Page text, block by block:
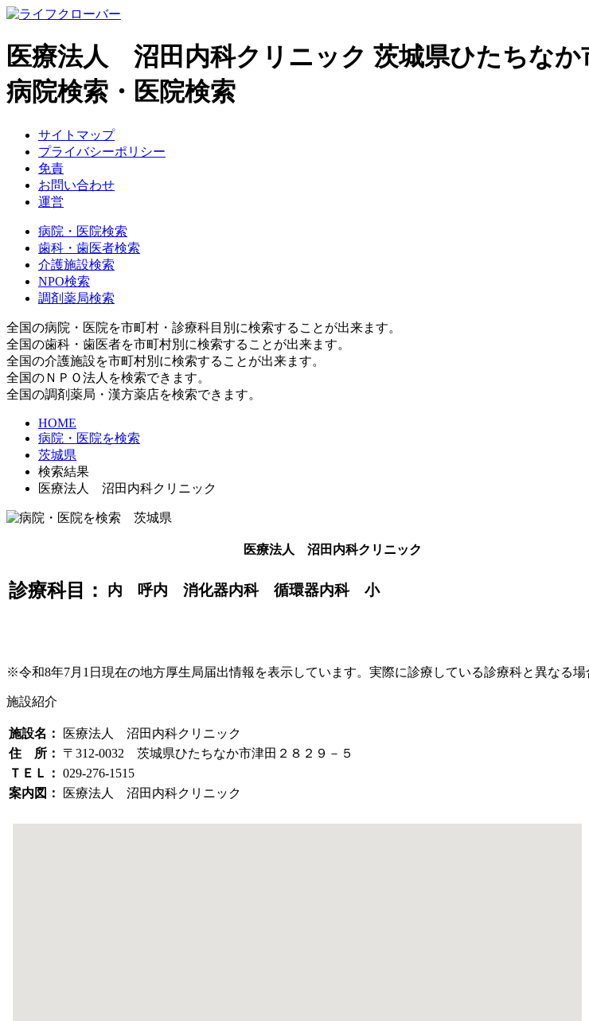
医療法人 沼田内科クリニック 茨城県ひたちな
病院検索・医院検索
サイトマップ
プライバシーポリシー
免責
お問い合わせ
運営
病院・医院検索
歯科・歯医者検索
介護施設検索
NPO検索
調剤薬局検索
全国の病院・医院を市町村・診療科目別に検索することが出来ます。
全国の歯科・歯医者を市町村別に検索することが出来ます。
全国の介護施設を市町村別に検索することが出来ます。
全国のＮＰＯ法人を検索できます。
全国の調剤薬局・漢方薬店を検索できます。
HOME
病院・医院を検索
茨城県
検索結果
医療法人 沼田内科クリニック
医療法人 沼田内科クリニック
診療科目： 内 呼内 消化器内科 循環器内科 小
※令和8年7月1日現在の地方厚生局届出情報を表示しています。実際に診療している診療科と異なる
施設紹介
施設名：
医療法人 沼田内科クリニック
住 所：
〒312-0032 茨城県ひたちなか市津田２８２９－５
ＴＥＬ： 029-276-1515
案内図：
医療法人 沼田内科クリニック